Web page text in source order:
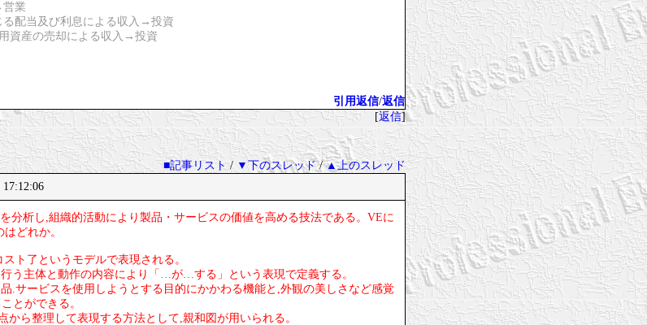
業
配当及び利息による収入→投資
資産の売却による収入→投資
引用返信/返信
[返信]
■記事リスト/ ▼下のスレッド/▲上のスレッド
分析し,組織的活動により製品・サービスの価値を高める技法である。VEに
どれか。
ト了というモデルで表現される。
う主体と動作の内容により「…が…する」という表現で定義する。
.サービスを使用しようとする目的にかかわる機能と,外観の美しさなど感覚
とができる。
ら整理して表現する方法として,親和図が用いられる。